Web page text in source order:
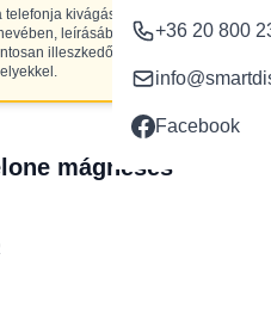
+36 20 800
Facebook
kivágásaival, NE
leírásában szereplő
illeszkedő
mágneses